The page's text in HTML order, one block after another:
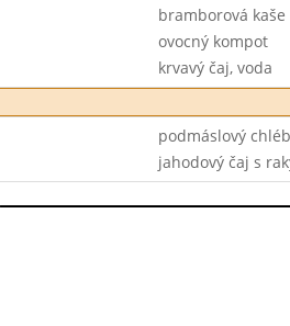
bramborová
ovocný kompot
krvavý čaj, voda
podmáslový
jahodový čaj s